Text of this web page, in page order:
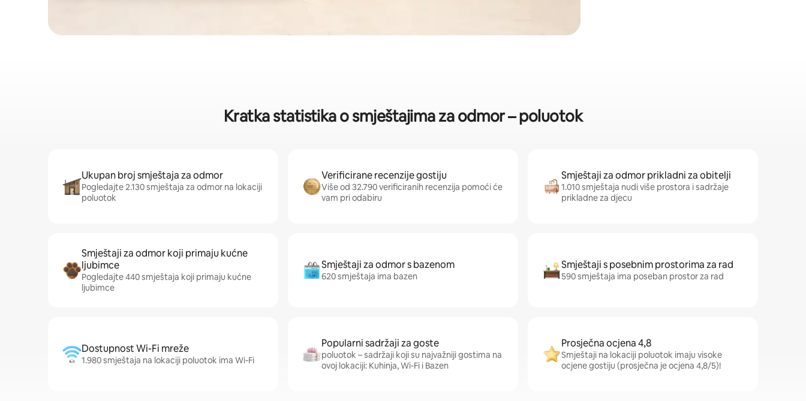
Kratka statistika o smještajima za odmor – poluotok
Ukupan broj smještaja za odmor
Pogledajte 2.130 smještaja za odmor na lokaciji
poluotok
Verificirane recenzije gostiju
Više od 32.790 verificiranih recenzija pomoći će
vam pri odabiru
Smještaji za odmor prikladni za obitelji
1.010 smještaja nudi više prostora i sadržaje
prikladne za djecu
Smještaji za odmor koji primaju kućne
ljubimce
Pogledajte 440 smještaja koji primaju kućne
ljubimce
Smještaji za odmor s bazenom
620 smještaja ima bazen
Smještaji s posebnim prostorima za rad
590 smještaja ima poseban prostor za rad
Dostupnost Wi-Fi mreže
1.980 smještaja na lokaciji poluotok ima Wi-Fi
Popularni sadržaji za goste
poluotok – sadržaji koji su najvažniji gostima na
ovoj lokaciji: Kuhinja, Wi-Fi i Bazen
Prosječna ocjena 4,8
Smještaji na lokaciji poluotok imaju visoke
ocjene gostiju (prosječna je ocjena 4,8/5)!